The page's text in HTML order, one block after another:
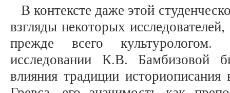
В контексте даже этой
взгляды некоторых
прежде всего
исследовании К.В. Бамбизовой
влияния традиции